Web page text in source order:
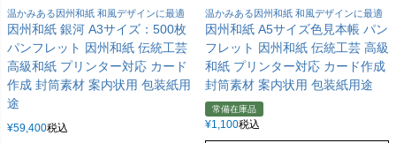
温かみある因州和紙 和風デザインに最適
因州和紙 銀河 A3サイズ：500枚
パンフレット 因州和紙 伝統工芸
高級和紙 プリンター対応 カード
作成 封筒素材 案内状用 包装紙用
途
¥59,400税込
温かみある因州和紙 和風デザインに最適
因州和紙 A5サイズ色見本帳 パン
フレット 因州和紙 伝統工芸 高級
和紙 プリンター対応 カード作成
封筒素材 案内状用 包装紙用途
常備在庫品
¥1,100税込